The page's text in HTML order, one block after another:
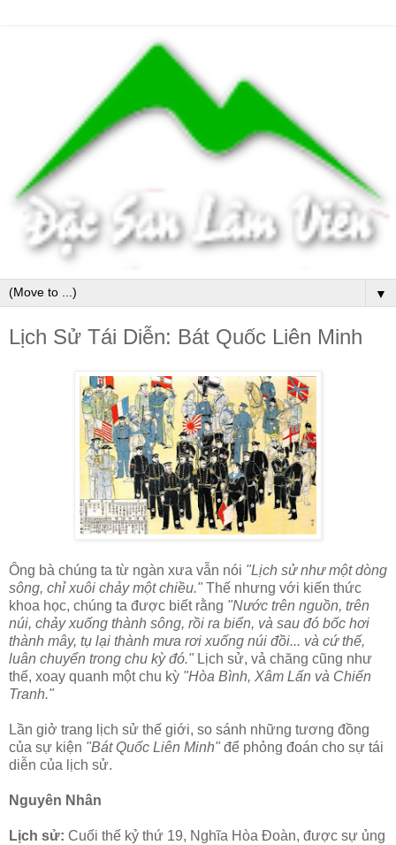
▼
Lịch Sử Tái Diễn: Bát Quốc Liên Minh
Ông bà chúng ta từ ngàn xưa vẫn nói "Lịch sử như một dòng
sông, chỉ xuôi chảy một chiều." Thế nhưng với kiến thức
khoa học, chúng ta được biết rằng "Nước trên nguồn, trên
núi, chảy xuống thành sông, rồi ra biển, và sau đó bốc hơi
thành mây, tụ lại thành mưa rơi xuống núi đồi... và cứ thế,
luân chuyển trong chu kỳ đó." Lịch sử, vả chăng cũng như
thế, xoay quanh một chu kỳ "Hòa Bình, Xâm Lấn và Chiến
Tranh."
Lần giở trang lịch sử thế giới, so sánh những tương đồng
của sự kiện "Bát Quốc Liên Minh" để phỏng đoán cho sự tái
diễn của lịch sử.
Nguyên Nhân
Lịch sử: Cuối thế kỷ thứ 19, Nghĩa Hòa Đoàn, được sự ủng